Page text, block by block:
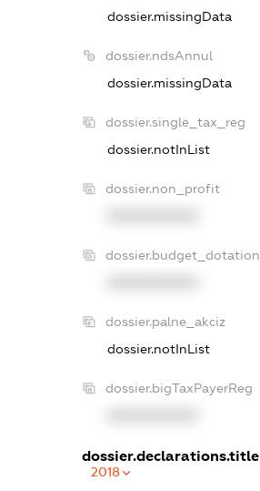
dossier.missingData
dossier.ndsAnnul
dossier.missingData
dossier.single_tax_reg
dossier.notInList
dossier.non_profit
dossier.budget_dotation
dossier.palne_akciz
dossier.notInList
dossier.bigTaxPayerReg
dossier.declarations.title
2018